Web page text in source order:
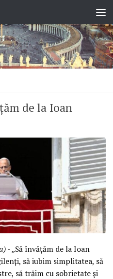
de la Ioan
- „Să învățăm de la Ioan
să iubim simplitatea, să
să trăim cu sobrietate și